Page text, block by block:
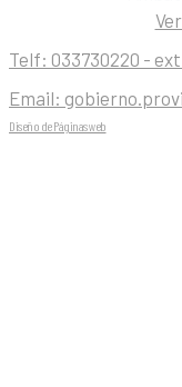
Telf: 033730220 -
Email:
Diseño de Páginas web